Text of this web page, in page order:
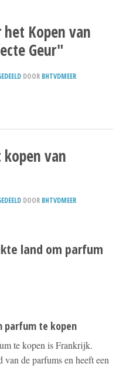
Kopen van
Geur"
DOOR BHTVDMEER
van
DOOR BHTVDMEER
land om parfum
parfum te kopen
te kopen is Frankrijk.
de parfums en heeft een